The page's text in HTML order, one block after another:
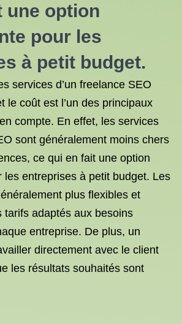
une option
pour les
à petit budget.
services d’un freelance SEO
le coût est l’un des principaux
compte. En effet, les services
sont généralement moins chers
ce qui en fait une option
les entreprises à petit budget. Les
plus flexibles et
tarifs adaptés aux besoins
entreprise. De plus, un
directement avec le client
les résultats souhaités sont